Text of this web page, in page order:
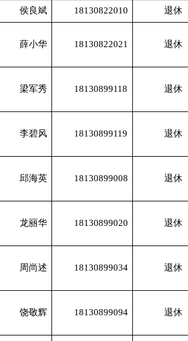
侯良斌 18130822010 退休
薛小华 18130822021 退休
梁军秀 18130899118 退休
李碧风 18130899119 退休
邱海英 18130899008 退休
龙丽华 18130899020 退休
周尚述 18130899034 退休
饶敬辉 18130899094 退休